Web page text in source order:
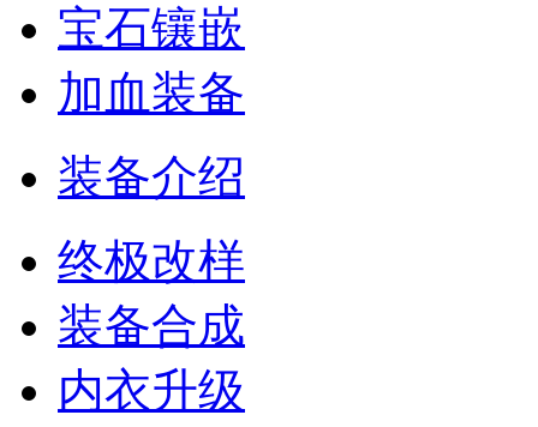
宝石镶嵌
加血装备
装备介绍
终极改样
装备合成
内衣升级